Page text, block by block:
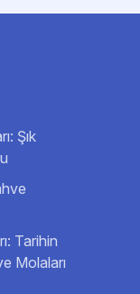
Şık
Tarihin
Molaları